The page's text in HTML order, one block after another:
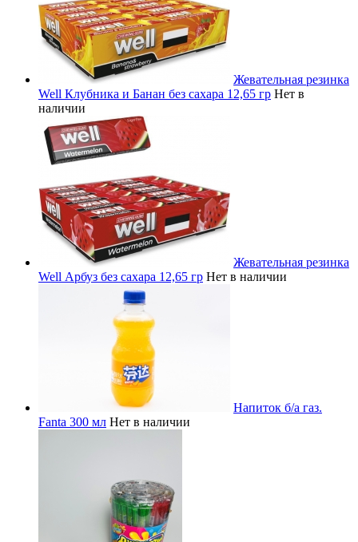
Жевательная резинка
Well Клубника и Банан без сахара 12,65 гр Нет в
наличии
Жевательная резинка
Well Арбуз без сахара 12,65 гр Нет в наличии
Напиток б/а газ.
Fanta 300 мл Нет в наличии